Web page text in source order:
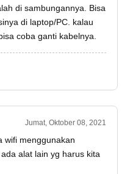
di sambungannya. Bisa
di laptop/PC. kalau
coba ganti kabelnya.
Jumat, Oktober 08, 2021
wifi menggunakan
alat lain yg harus kita